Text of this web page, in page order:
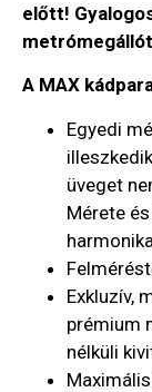
előtt!
A MAX
Egyedi
üveget
Mérete
Exkluzív,
prémium
nélküli